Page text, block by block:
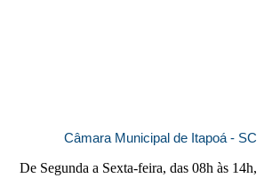
Câmara Municipal de Itapoá - SC
De Segunda a Sexta-feira, das 08h às 14h,